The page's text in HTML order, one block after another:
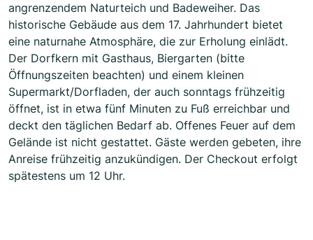
angrenzendem Naturteich und Badeweiher. Das
historische Gebäude aus dem 17. Jahrhundert bietet
eine naturnahe Atmosphäre, die zur Erholung einlädt.
Der Dorfkern mit Gasthaus, Biergarten (bitte
Öffnungszeiten beachten) und einem kleinen
Supermarkt/Dorfladen, der auch sonntags frühzeitig
öffnet, ist in etwa fünf Minuten zu Fuß erreichbar und
deckt den täglichen Bedarf ab. Offenes Feuer auf dem
Gelände ist nicht gestattet. Gäste werden gebeten, ihre
Anreise frühzeitig anzukündigen. Der Checkout erfolgt
spätestens um 12 Uhr.